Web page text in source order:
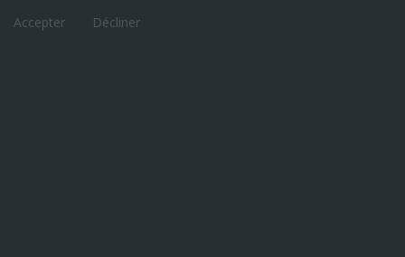
Accepter
Décliner